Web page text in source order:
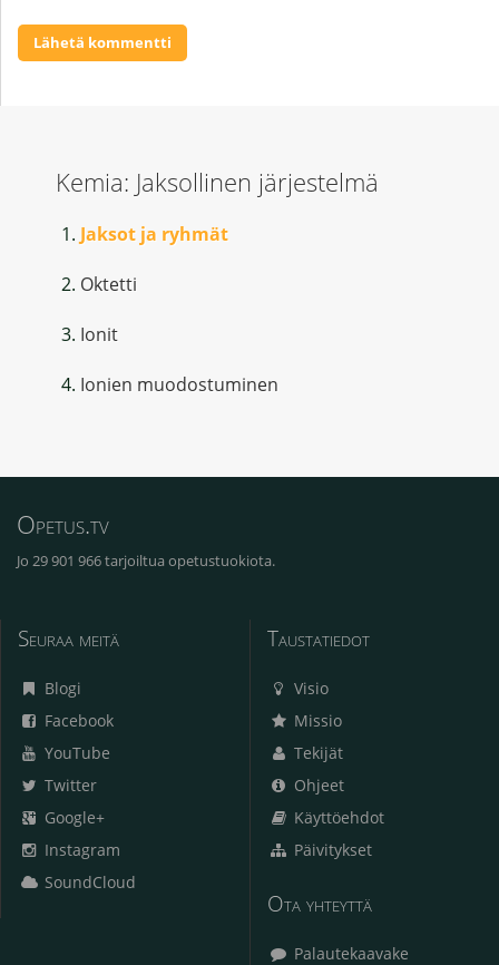
Kemia: Jaksollinen järjestelmä
Jaksot ja ryhmät
Oktetti
Ionit
Ionien muodostuminen
Opetus.tv
Jo 29 901 966 tarjoiltua opetustuokiota.
Seuraa meitä
Blogi
Facebook
YouTube
Twitter
Google+
Instagram
SoundCloud
Taustatiedot
Visio
Missio
Tekijät
Ohjeet
Käyttöehdot
Päivitykset
Ota yhteyttä
Palautekaavake